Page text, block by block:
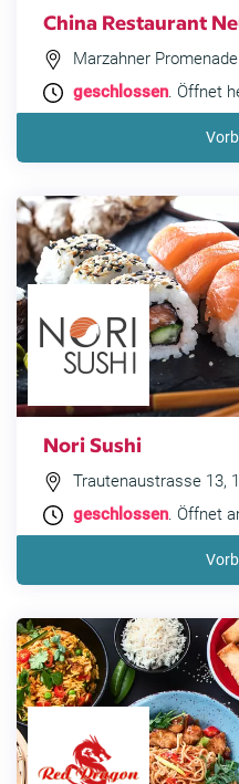
China Restaurant
Marzahner
geschlossen. Öffnet
Nori Sushi
Trautenaustrasse 13,
geschlossen. Öffnet